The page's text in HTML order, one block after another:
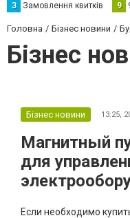
З Замовлення квитків 9
Головна Бізнес новини
Бізнес
Бізнес новини 13:25,
Магнитный
для
Если необходимо